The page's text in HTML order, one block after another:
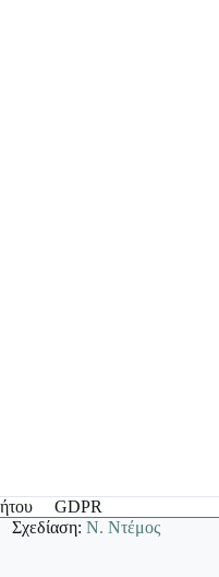
GDPR
Σχεδίαση:Ν. Ντέμος